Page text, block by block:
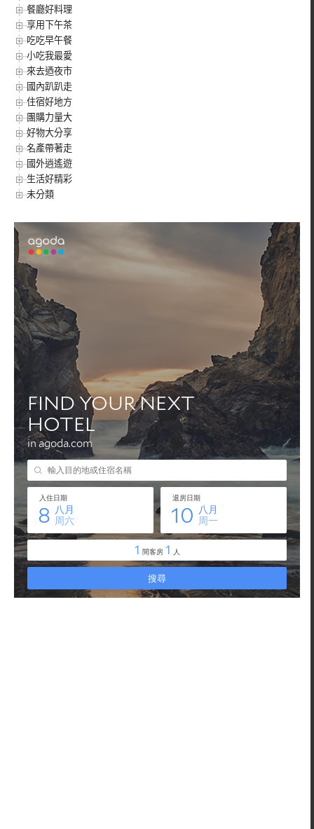
餐廳好料理
享用下午茶
吃吃早午餐
小吃我最愛
來去迺夜市
國內趴趴走
住宿好地方
團購力量大
好物大分享
名產帶著走
國外逍遙遊
生活好精彩
未分類